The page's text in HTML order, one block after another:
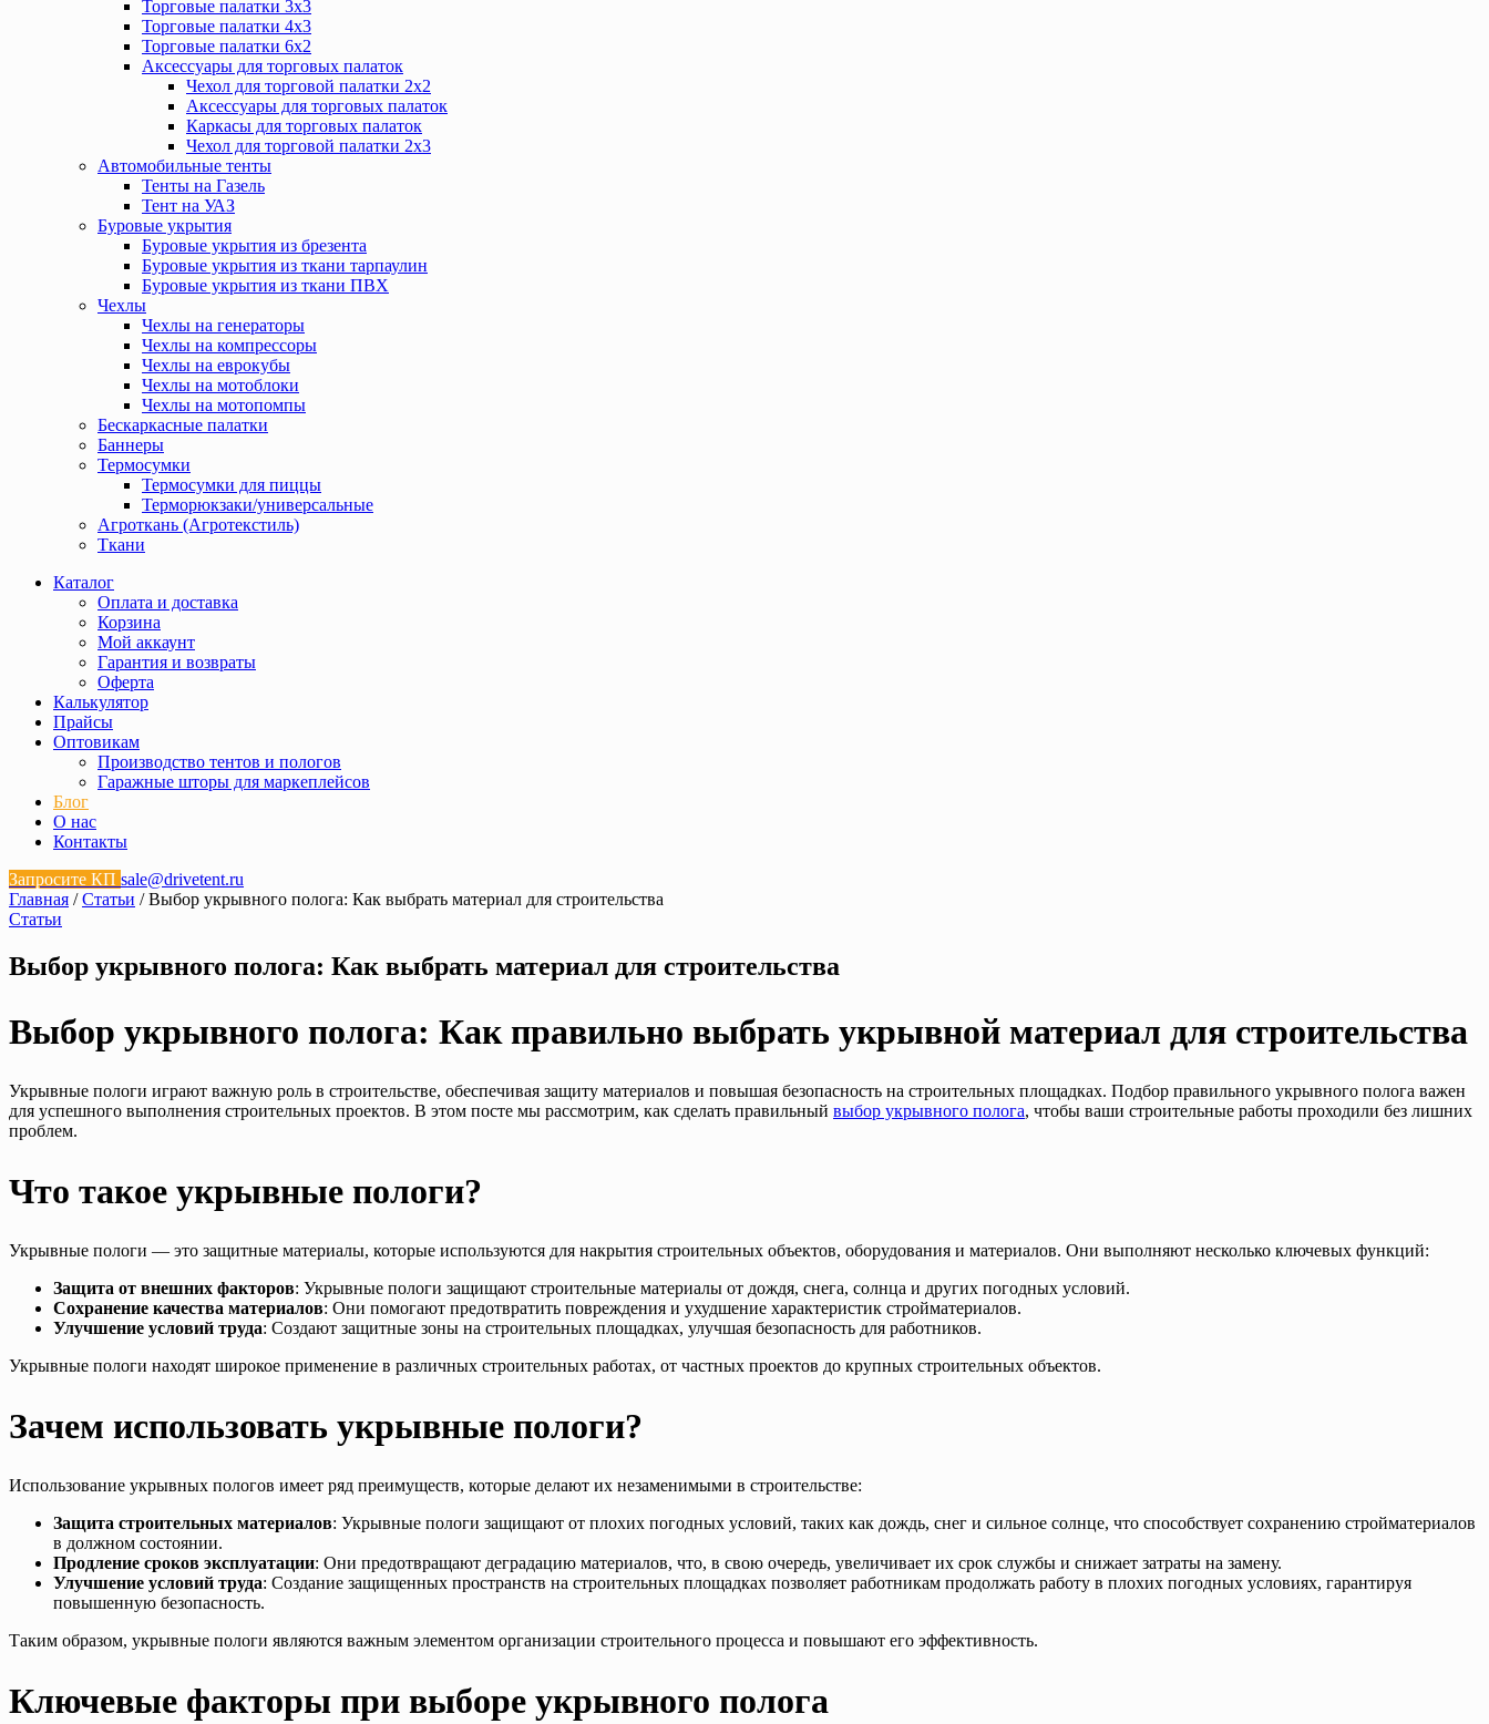
Торговые палатки 3х3
Торговые палатки 4х3
Торговые палатки 6х2
Аксессуары для торговых палаток
Чехол для торговой палатки 2х2
Аксессуары для торговых палаток
Каркасы для торговых палаток
Чехол для торговой палатки 2х3
Автомобильные тенты
Тенты на Газель
Тент на УАЗ
Буровые укрытия
Буровые укрытия из брезента
Буровые укрытия из ткани тарпаулин
Буровые укрытия из ткани ПВХ
Чехлы
Чехлы на генераторы
Чехлы на компрессоры
Чехлы на еврокубы
Чехлы на мотоблоки
Чехлы на мотопомпы
Бескаркасные палатки
Баннеры
Термосумки
Термосумки для пиццы
Терморюкзаки/универсальные
Агроткань (Агротекстиль)
Ткани
Каталог
Оплата и доставка
Корзина
Мой аккаунт
Гарантия и возвраты
Оферта
Калькулятор
Прайсы
Оптовикам
Производство тентов и пологов
Гаражные шторы для маркеплейсов
Блог
О нас
Контакты
Запросите КП sale@drivetent.ru
Главная /Статьи / Выбор укрывного полога: Как выбрать материал для строительства
Статьи
Выбор укрывного полога: Как выбрать материал для строительства
Выбор укрывного полога: Как правильно выбрать укрывной материал для строительства
Укрывные пологи играют важную роль в строительстве, обеспечивая защиту материалов и повышая безопасность на строительных площадках. Подбор правильного укрывного полога важен
для успешного выполнения строительных проектов. В этом посте мы рассмотрим, как сделать правильный выбор укрывного полога, чтобы ваши строительные работы проходили без лишних
проблем.
Что такое укрывные пологи?
Укрывные пологи — это защитные материалы, которые используются для накрытия строительных объектов, оборудования и материалов. Они выполняют несколько ключевых функций:
Защита от внешних факторов: Укрывные пологи защищают строительные материалы от дождя, снега, солнца и других погодных условий.
Сохранение качества материалов: Они помогают предотвратить повреждения и ухудшение характеристик стройматериалов.
Улучшение условий труда: Создают защитные зоны на строительных площадках, улучшая безопасность для работников.
Укрывные пологи находят широкое применение в различных строительных работах, от частных проектов до крупных строительных объектов.
Зачем использовать укрывные пологи?
Использование укрывных пологов имеет ряд преимуществ, которые делают их незаменимыми в строительстве:
Защита строительных материалов: Укрывные пологи защищают от плохих погодных условий, таких как дождь, снег и сильное солнце, что способствует сохранению стройматериалов
в должном состоянии.
Продление сроков эксплуатации: Они предотвращают деградацию материалов, что, в свою очередь, увеличивает их срок службы и снижает затраты на замену.
Улучшение условий труда: Создание защищенных пространств на строительных площадках позволяет работникам продолжать работу в плохих погодных условиях, гарантируя
повышенную безопасность.
Таким образом, укрывные пологи являются важным элементом организации строительного процесса и повышают его эффективность.
Ключевые факторы при выборе укрывного полога